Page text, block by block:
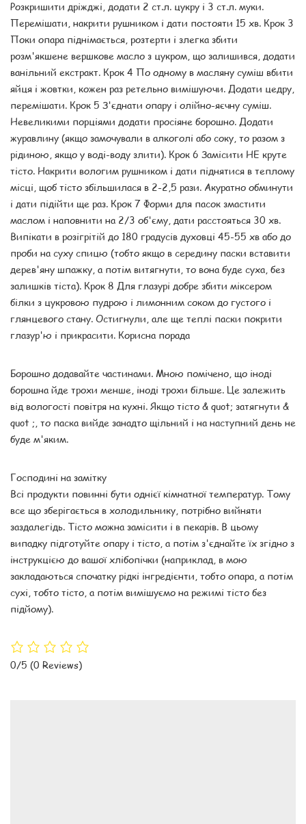
Розкришити дріжджі, додати 2 ст.л. цукру і 3 ст.л. муки.
Перемішати, накрити рушником і дати постояти 15 хв. Крок 3
Поки опара піднімається, розтерти і злегка збити
розм'якшене вершкове масло з цукром, що залишився, додати
ванільний екстракт. Крок 4 По одному в масляну суміш вбити
яйця і жовтки, кожен раз ретельно вимішуючи. Додати цедру,
перемішати. Крок 5 З'єднати опару і олійно-яєчну суміш.
Невеликими порціями додати просіяне борошно. Додати
журавлину (якщо замочували в алкоголі або соку, то разом з
рідиною, якщо у воді-воду злити). Крок 6 Замісити НЕ круте
тісто. Накрити вологим рушником і дати піднятися в теплому
місці, щоб тісто збільшилася в 2-2,5 рази. Акуратно обминути
і дати підійти ще раз. Крок 7 Форми для пасок змастити
маслом і наповнити на 2/3 об'єму, дати расстояться 30 хв.
Випікати в розігрітій до 180 градусів духовці 45-55 хв або до
проби на суху спицю (тобто якщо в середину паски вставити
дерев'яну шпажку, а потім витягнути, то вона буде суха, без
залишків тіста). Крок 8 Для глазурі добре збити міксером
білки з цукровою пудрою і лимонним соком до густого і
глянцевого стану. Остигнули, але ще теплі паски покрити
глазур'ю і прикрасити. Корисна порада
Борошно додавайте частинами. Мною помічено, що іноді
борошна йде трохи менше, іноді трохи більше. Це залежить
від вологості повітря на кухні. Якщо тісто & quot; затягнути &
quot ;, то паска вийде занадто щільний і на наступний день не
буде м'яким.
Господині на замітку
Всі продукти повинні бути однієї кімнатної температур. Тому
все що зберігається в холодильнику, потрібно вийняти
заздалегідь. Тісто можна замісити і в пекарів. В цьому
випадку підготуйте опару і тісто, а потім з'єднайте їх згідно з
інструкцією до вашої хлібопічки (наприклад, в мою
закладаються спочатку рідкі інгредієнти, тобто опара, а потім
сухі, тобто тісто, а потім вимішуємо на режимі тісто без
підйому).
0/5 (0 Reviews)